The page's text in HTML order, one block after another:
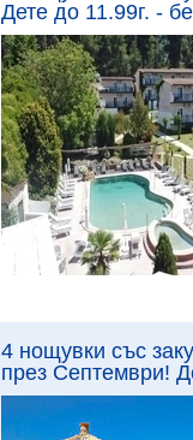
Дете до 11.99г. -
Виж
7.67 Отличен
4 нощувки със
през Септември!